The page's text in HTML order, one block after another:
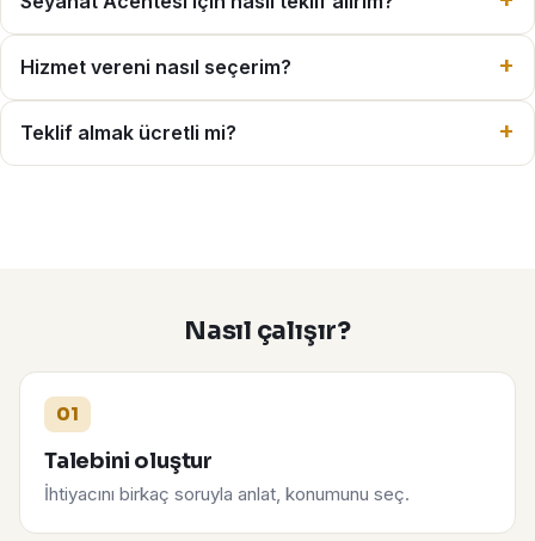
Hizmet vereni nasıl seçerim?
Teklif almak ücretli mi?
Nasıl çalışır?
01
Talebini oluştur
İhtiyacını birkaç soruyla anlat, konumunu seç.